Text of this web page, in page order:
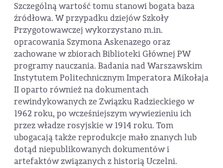
Szczególną wartość tomu stanowi bogata baza
źródłowa. W przypadku dziejów Szkoły
Przygotowawczej wykorzystano m.in.
opracowania Szymona Askenazego oraz
zachowane w zbiorach Biblioteki Głównej PW
programy nauczania. Badania nad Warszawskim
Instytutem Politechnicznym Imperatora Mikołaja
II oparto również na dokumentach
rewindykowanych ze Związku Radzieckiego w
1962 roku, po wcześniejszym wywiezieniu ich
przez władze rosyjskie w 1914 roku. Tom
ubogacają także reprodukcje mało znanych lub
dotąd niepublikowanych dokumentów i
artefaktów związanych z historią Uczelni.